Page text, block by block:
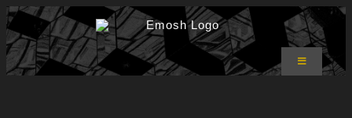
Skip
to
content
Toggle
Navigation